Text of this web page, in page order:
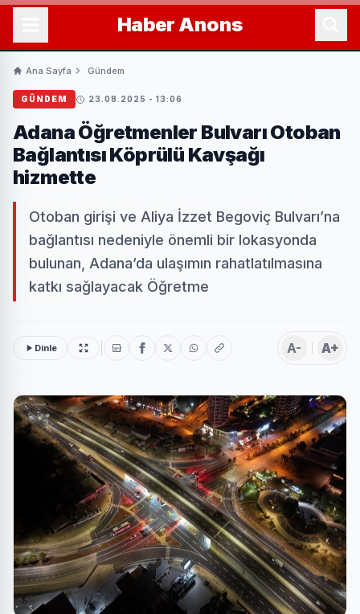
Haber Anons
Ana Sayfa Gündem
GÜNDEM 23.08.2025 - 13:06
Adana Öğretmenler Bulvarı Otoban
Bağlantısı Köprülü Kavşağı
hizmette
Otoban girişi ve Aliya İzzet Begoviç Bulvarı’na
bağlantısı nedeniyle önemli bir lokasyonda
bulunan, Adana’da ulaşımın rahatlatılmasına
katkı sağlayacak Öğretme
Dinle A- A+